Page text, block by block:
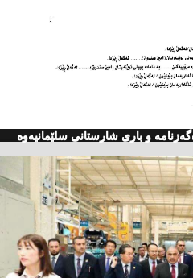
و باری شارستانی سلێمانیه‌وه‌